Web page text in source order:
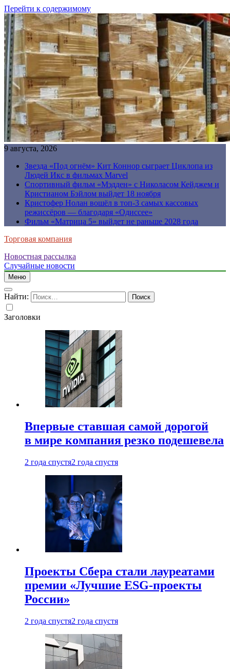
Перейти к содержимому
9 августа, 2026
Звезда «Под огнём» Кит Коннор сыграет Циклопа из
Людей Икс в фильмах Marvel
Спортивный фильм «Мэдден» с Николасом Кейджем и
Кристианом Бэйлом выйдет 18 ноября
Кристофер Нолан вошёл в топ-3 самых кассовых
режиссёров — благодаря «Одиссее»
Фильм «Матрица 5» выйдет не раньше 2028 года
Торговая компания
Новостная рассылка
Случайные новости
Меню
Найти:
Заголовки
Впервые ставшая самой дорогой
в мире компания резко подешевела
2 года спустя2 года спустя
Проекты Сбера стали лауреатами
премии «Лучшие ESG-проекты
России»
2 года спустя2 года спустя